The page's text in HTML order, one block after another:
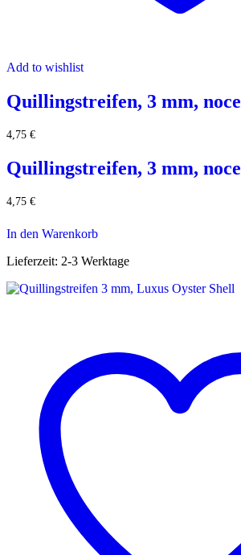
Add to wishlist
Quillingstreifen, 3 mm, noce
4,75 €
Quillingstreifen, 3 mm, noce
4,75 €
In den Warenkorb
Lieferzeit: 2-3 Werktage